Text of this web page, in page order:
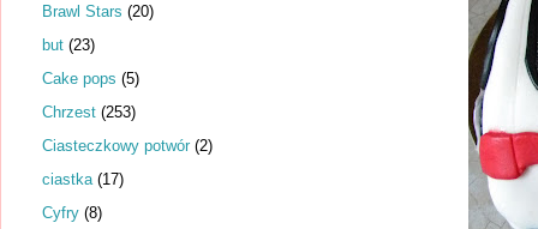
Brawl Stars (20)
but (23)
Cake pops (5)
Chrzest (253)
Ciasteczkowy potwór (2)
ciastka (17)
Cyfry (8)